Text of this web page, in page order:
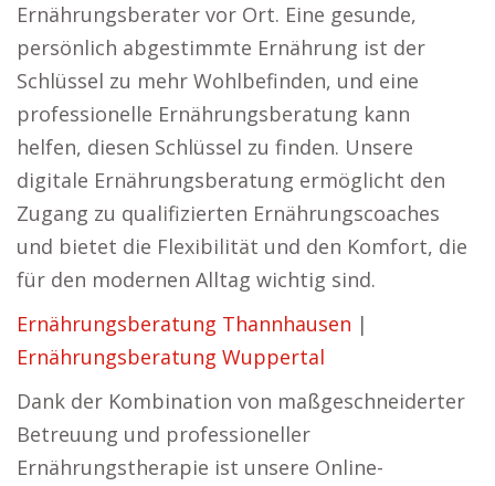
Ernährungsberater vor Ort. Eine gesunde,
persönlich abgestimmte Ernährung ist der
Schlüssel zu mehr Wohlbefinden, und eine
professionelle Ernährungsberatung kann
helfen, diesen Schlüssel zu finden. Unsere
digitale Ernährungsberatung ermöglicht den
Zugang zu qualifizierten Ernährungscoaches
und bietet die Flexibilität und den Komfort, die
für den modernen Alltag wichtig sind.
Ernährungsberatung Thannhausen |
Ernährungsberatung Wuppertal
Dank der Kombination von maßgeschneiderter
Betreuung und professioneller
Ernährungstherapie ist unsere Online-